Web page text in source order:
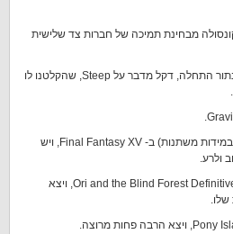
מבחינת תמיכה של חברות צד שלישית
44:00 – גם עופר וגם ארז שיחקו (במידות משתנות) ב- Final Fantasy XV, ויש
ולרע.
58:10 – זיירמן סיים את Ori and the Blind Forest Definitive Edition, ויצא
שלו.